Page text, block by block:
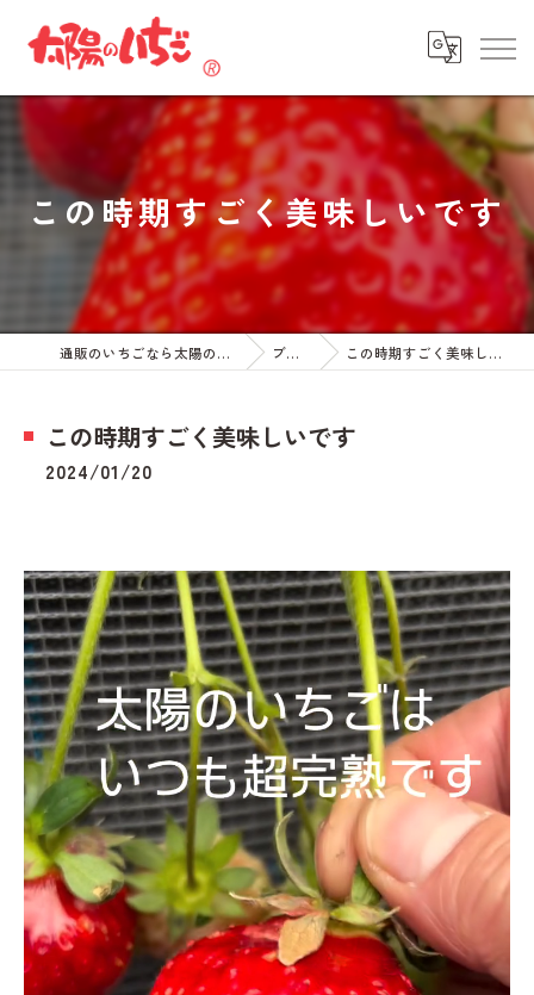
この時期すごく美味しいです
通販のいちごなら太陽のいちご ブログ この時期すごく美味しいです
この時期すごく美味しいです
2024/01/20